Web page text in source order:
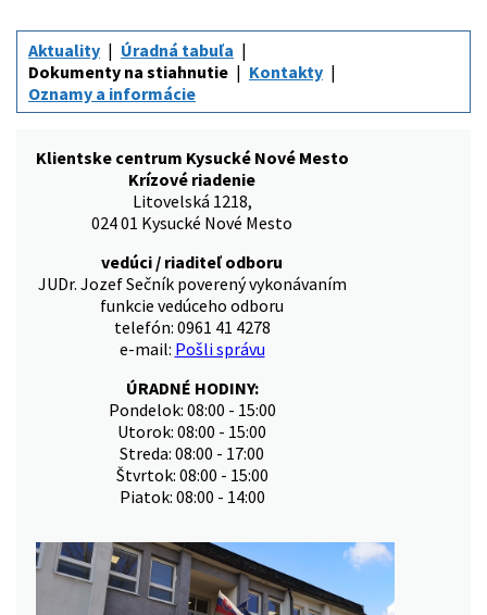
Aktuality
Úradná tabuľa
Dokumenty na stiahnutie
Kontakty
Oznamy a informácie
Klientske centrum Kysucké Nové Mesto
Krízové riadenie
Litovelská 1218,
024 01 Kysucké Nové Mesto
vedúci / riaditeľ odboru
JUDr. Jozef Sečník poverený vykonávaním
funkcie vedúceho odboru
telefón: 0961 41 4278
e-mail: Pošli správu
ÚRADNÉ HODINY:
Pondelok: 08:00 - 15:00
Utorok: 08:00 - 15:00
Streda: 08:00 - 17:00
Štvrtok: 08:00 - 15:00
Piatok: 08:00 - 14:00